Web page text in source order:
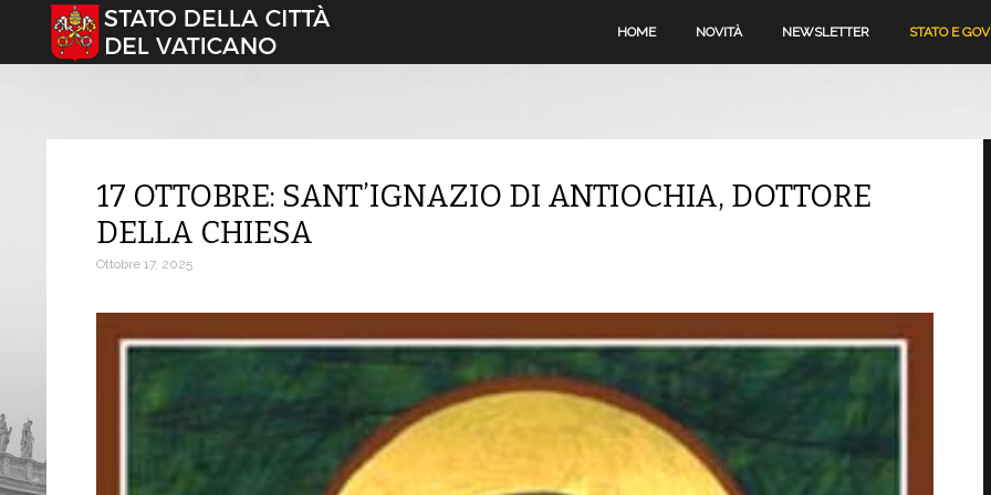
Seleziona la tua lingua HOME NOVITÀ NEWSLETTER STATO E
17 OTTOBRE: SANT’IGNAZIO DI ANTIOCHIA, DOTTORE
DELLA CHIESA
Ottobre 17, 2025